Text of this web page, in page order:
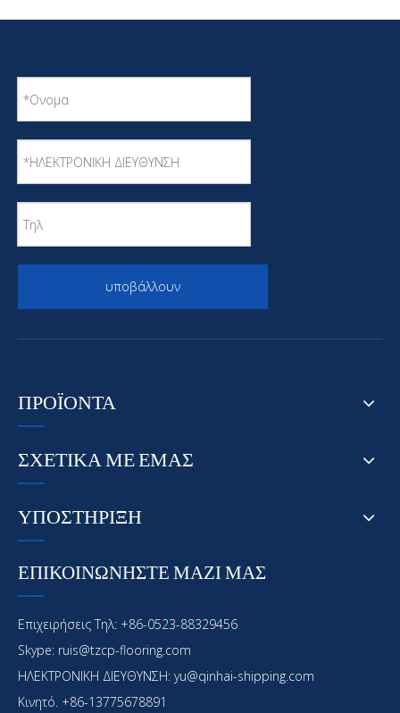
υποβάλλουν
ΠΡΟΪΟΝΤΑ
ΣΧΕΤΙΚΑ ΜΕ ΕΜΑΣ
ΥΠΟΣΤΗΡΙΞΗ
ΕΠΙΚΟΙΝΩΝΗΣΤΕ ΜΑΖΙ ΜΑΣ
Επιχειρήσεις Τηλ: +86-0523-88329456
Skype: ruis@tzcp-flooring.com
ΗΛΕΚΤΡΟΝΙΚΗ ΔΙΕΥΘΥΝΣΗ: yu@qinhai-shipping.com
Κινητό. +86-13775678891